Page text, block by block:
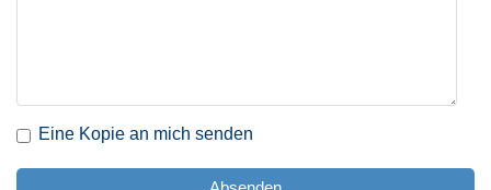
Eine Kopie an mich senden